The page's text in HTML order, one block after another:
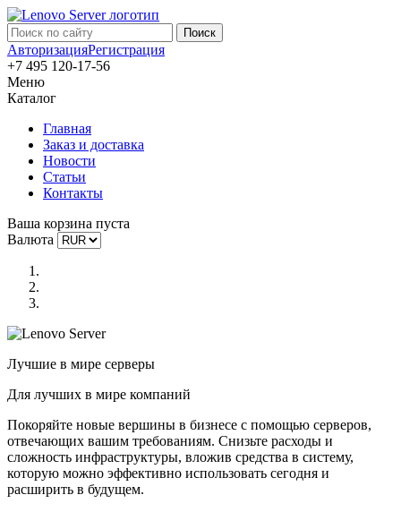
АвторизацияРегистрация
+7 495 120-17-56
Меню
Каталог
Главная
Заказ и доставка
Новости
Статьи
Контакты
Ваша корзина пуста
Валюта
Лучшие в мире серверы
Для лучших в мире компаний
Покоряйте новые вершины в бизнесе с помощью серверов,
отвечающих вашим требованиям. Снизьте расходы и
сложность инфраструктуры, вложив средства в систему,
которую можно эффективно использовать сегодня и
расширить в будущем.